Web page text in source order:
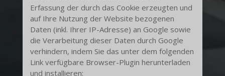
Erfassung der durch das Cookie erzeugten und
auf Ihre Nutzung der Website bezogenen
Daten (inkl. Ihrer IP-Adresse) an Google sowie
die Verarbeitung dieser Daten durch Google
verhindern, indem Sie das unter dem folgenden
Link verfügbare Browser-Plugin herunterladen
und installieren: